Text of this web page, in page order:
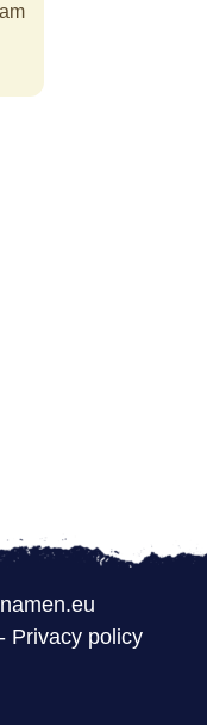
Privacy policy